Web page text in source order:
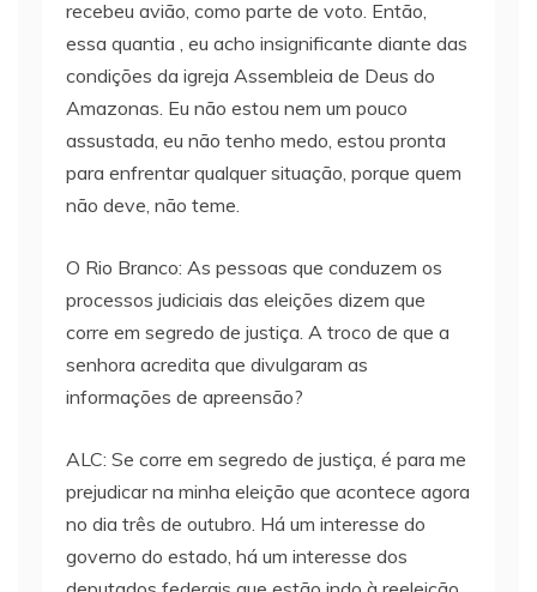
recebeu avião, como parte de voto. Então,
essa quantia , eu acho insignificante diante das
condições da igreja Assembleia de Deus do
Amazonas. Eu não estou nem um pouco
assustada, eu não tenho medo, estou pronta
para enfrentar qualquer situação, porque quem
não deve, não teme.
O Rio Branco: As pessoas que conduzem os
processos judiciais das eleições dizem que
corre em segredo de justiça. A troco de que a
senhora acredita que divulgaram as
informações de apreensão?
ALC: Se corre em segredo de justiça, é para me
prejudicar na minha eleição que acontece agora
no dia três de outubro. Há um interesse do
governo do estado, há um interesse dos